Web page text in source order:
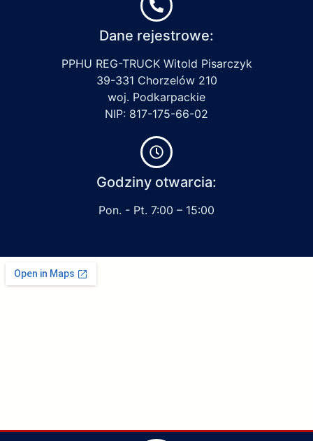
Dane rejestrowe:
PPHU REG-TRUCK Witold Pisarczyk
39-331 Chorzelów 210
woj. Podkarpackie
NIP: 817-175-66-02
Godziny otwarcia:
Pon. - Pt. 7:00 – 15:00